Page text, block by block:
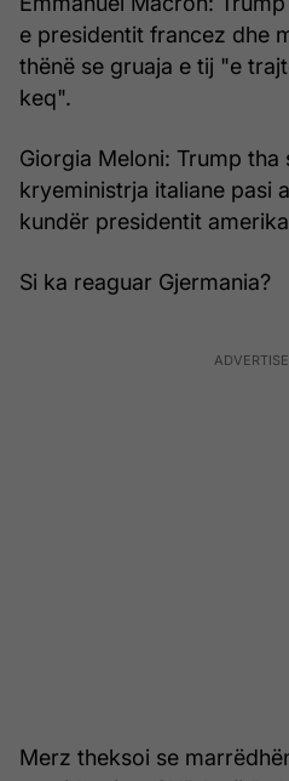
e presidentit francez dhe
thënë se gruaja e tij "e
keq".
Giorgia Meloni: Trump tha
kryeministrja italiane pasi
kundër presidentit
Si ka reaguar Gjermania?
Merz theksoi se